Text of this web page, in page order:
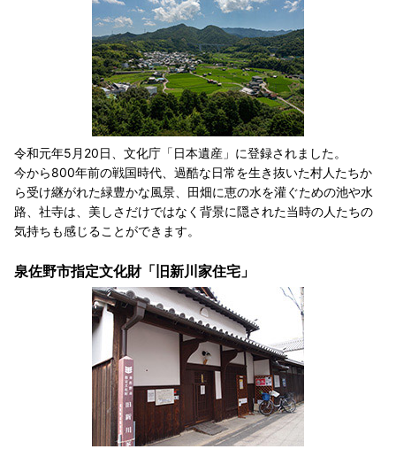
令和元年5月20日、文化庁「日本遺産」に登録されました。
今から800年前の戦国時代、過酷な日常を生き抜いた村人たちか
ら受け継がれた緑豊かな風景、田畑に恵の水を灌ぐための池や水
路、社寺は、美しさだけではなく背景に隠された当時の人たちの
気持ちも感じることができます。
泉佐野市指定文化財「旧新川家住宅」